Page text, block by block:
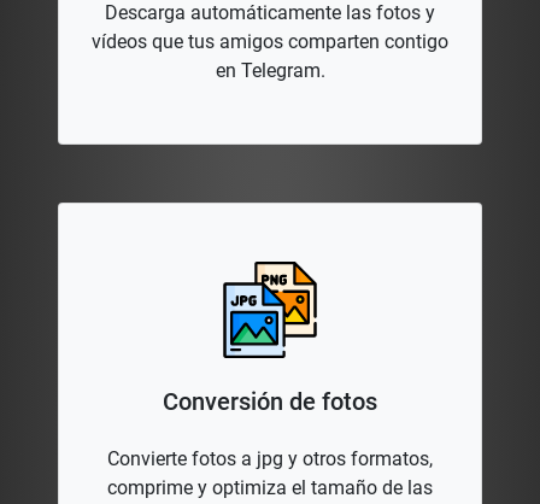
Descarga automáticamente las fotos y
vídeos que tus amigos comparten contigo
en Telegram.
Conversión de fotos
Convierte fotos a jpg y otros formatos,
comprime y optimiza el tamaño de las